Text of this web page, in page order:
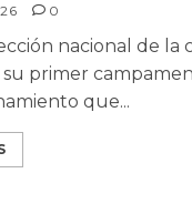
0
nacional de la
primer
que...